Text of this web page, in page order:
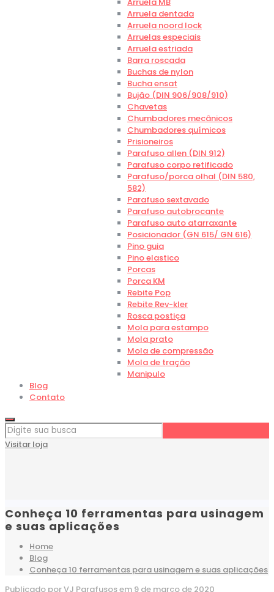
Arruela dentada
Arruela noord lock
Arruelas especiais
Arruela estriada
Barra roscada
Buchas de nylon
Bucha ensat
Bujão (DIN 906/908/910)
Chavetas
Chumbadores mecânicos
Chumbadores químicos
Prisioneiros
Parafuso allen (DIN 912)
Parafuso corpo retificado
Parafuso/porca olhal (DIN 580,
582)
Parafuso sextavado
Parafuso autobrocante
Parafuso auto atarraxante
Posicionador (GN 615/ GN 616)
Pino guia
Pino elastico
Porcas
Porca KM
Rebite Pop
Rebite Rev-kler
Rosca postiça
Mola para estampo
Mola prato
Mola de compressão
Mola de tração
Manipulo
Blog
Contato
Visitar loja
Conheça 10 ferramentas para usinagem
e suas aplicações
Home
Blog
Conheça 10 ferramentas para usinagem e suas aplicações
Publicado porVJ Parafusosem 9 de março de 2020